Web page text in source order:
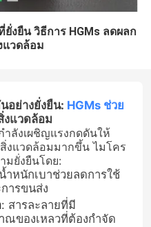
งยืน วิธีการ HGMs ลดผลก
แวดล้อม
อย่างยั่งยืน: HGMs ช่วย
งแวดล้อม
ลังเผชิญแรงกดดันให้
งแวดล้อมมากขึ้น ไมโคร
มยั่งยืนโดย:
ำหนักเบาช่วยลดการใช้
ารขนส่ง
: สารละลายที่มี
ณของเหลวที่ต้องกำจัด